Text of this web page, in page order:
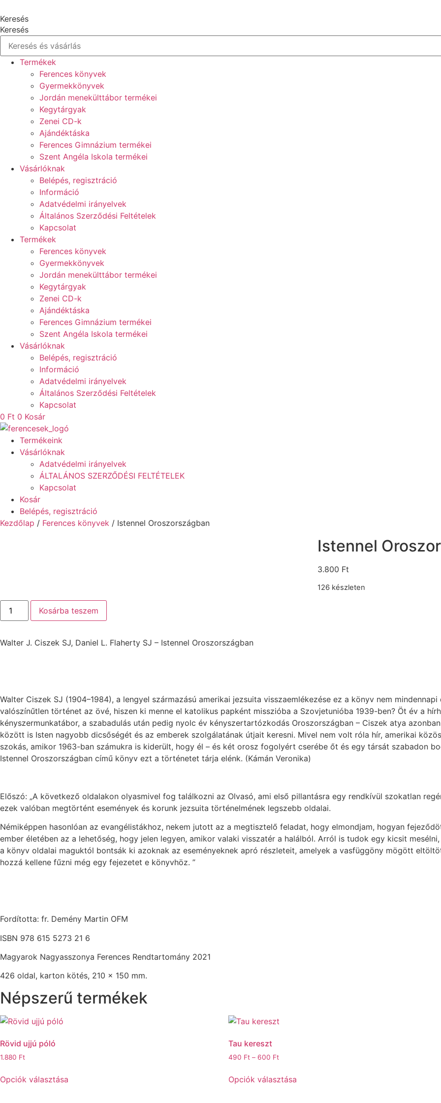
Keresés
Keresés
Termékek
Ferences könyvek
Gyermekkönyvek
Jordán menekülttábor termékei
Kegytárgyak
Zenei CD-k
Ajándéktáska
Ferences Gimnázium termékei
Szent Angéla Iskola termékei
Vásárlóknak
Belépés, regisztráció
Információ
Adatvédelmi irányelvek
Általános Szerződési Feltételek
Kapcsolat
Termékek
Ferences könyvek
Gyermekkönyvek
Jordán menekülttábor termékei
Kegytárgyak
Zenei CD-k
Ajándéktáska
Ferences Gimnázium termékei
Szent Angéla Iskola termékei
Vásárlóknak
Belépés, regisztráció
Információ
Adatvédelmi irányelvek
Általános Szerződési Feltételek
Kapcsolat
0 Ft 0 Kosár
Termékeink
Vásárlóknak
Adatvédelmi irányelvek
ÁLTALÁNOS SZERZŐDÉSI FELTÉTELEK
Kapcsolat
Kosár
Belépés, regisztráció
Kezdőlap / Ferences könyvek / Istennel Oroszországban
Istennel
3.800 Ft
126 készleten
Istennel
Oroszországban
mennyiség
Kosárba teszem
Walter J. Ciszek SJ, Daniel L. Flaherty SJ – Istennel Oroszországban
Walter Ciszek SJ (1904–1984), a lengyel származású amerikai jezsuita visszaemlékezése ez a könyv nem
valószínűtlen történet az övé, hiszen ki menne el katolikus papként misszióba a Szovjetunióba 1939-ben? Öt év a
kényszermunkatábor, a szabadulás után pedig nyolc év kényszertartózkodás Oroszországban – Ciszek atya
között is Isten nagyobb dicsőségét és az emberek szolgálatának útjait keresni. Mivel nem volt róla hír, amerikai
szokás, amikor 1963-ban számukra is kiderült, hogy él – és két orosz fogolyért cserébe őt és egy társát szabadon
Istennel Oroszországban című könyv ezt a történetet tárja elénk. (Kámán Veronika)
Előszó: „A következő oldalakon olyasmivel fog találkozni az Olvasó, ami első pillantásra egy rendkívül szokatlan
ezek valóban megtörtént események és korunk jezsuita történelmének legszebb oldalai.
Némiképpen hasonlóan az evangélistákhoz, nekem jutott az a megtisztelő feladat, hogy elmondjam, hogyan
ember életében az a lehetőség, hogy jelen legyen, amikor valaki visszatér a halálból. Arról is tudok egy kicsit
a könyv oldalai maguktól bontsák ki azoknak az eseményeknek apró részleteit, amelyek a vasfüggöny mögött
hozzá kellene fűzni még egy fejezetet e könyvhöz. ”
Fordította: fr. Demény Martin OFM
ISBN 978 615 5273 21 6
Magyarok Nagyasszonya Ferences Rendtartomány 2021
426 oldal, karton kötés, 210 x 150 mm.
Népszerű termékek
Rövid ujjú póló
1.880 Ft
Opciók választása
Tau kereszt
490 Ft – 600 FtÁrtartomány:
-
Opciók választása